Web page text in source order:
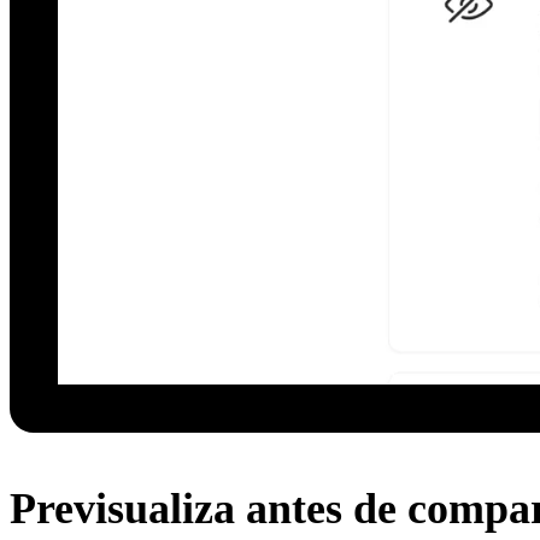
Previsualiza antes de